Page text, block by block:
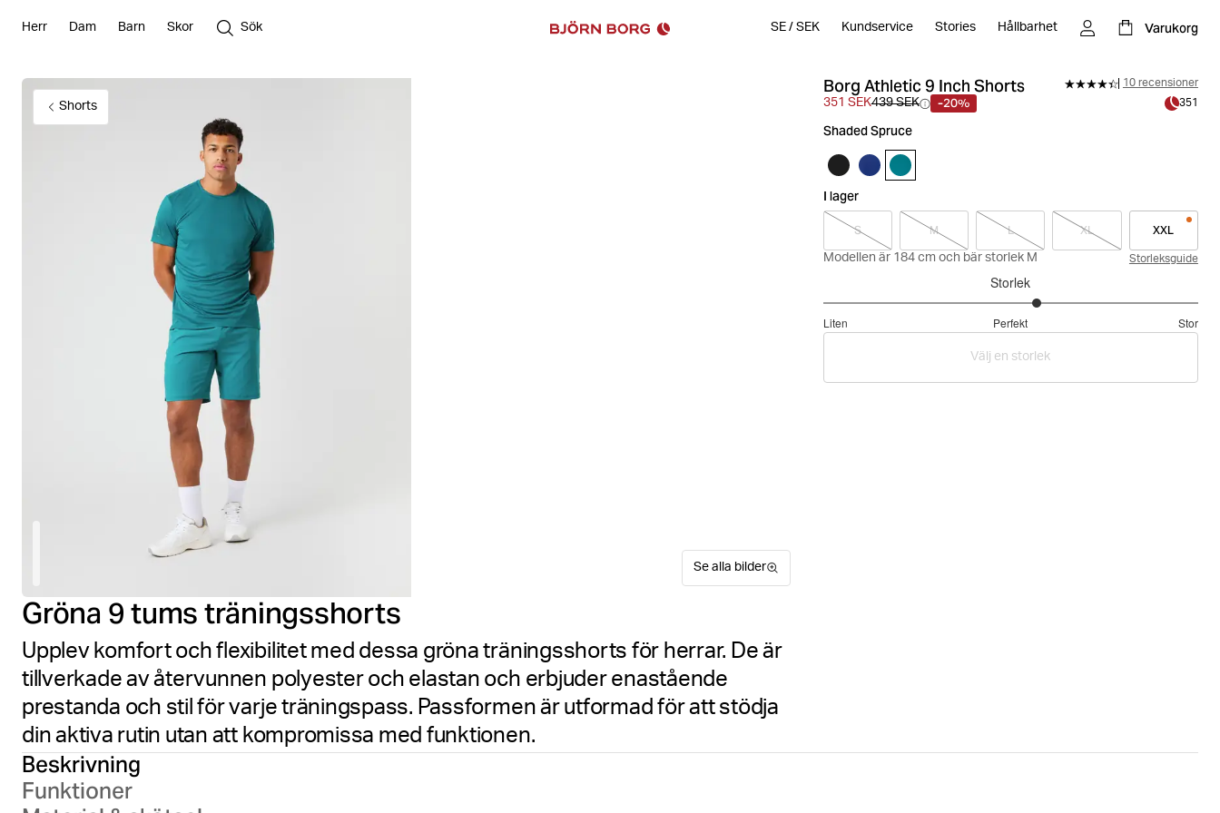
Herr Dam Barn Skor Sök SE / SEK Kundservice Stories Hållbarhet Varukorg
Se alla bilder
Shorts
Borg Athletic 9 Inch Shorts 10 recensioner
351 SEK439 SEK -20% 351
Shaded Spruce
I lager
S M L XL XXL
Modellen är 184 cm och bär storlek M Storleksguide
Storlek
Liten Perfekt Stor
utav
Baserat
7
Välj en storlek
Gröna 9 tums träningsshorts
Upplev komfort och flexibilitet med dessa gröna träningsshorts för herrar. De är
tillverkade av återvunnen polyester och elastan och erbjuder enastående
prestanda och stil för varje träningspass. Passformen är utformad för att stödja
din aktiva rutin utan att kompromissa med funktionen.
Beskrivning
Funktioner